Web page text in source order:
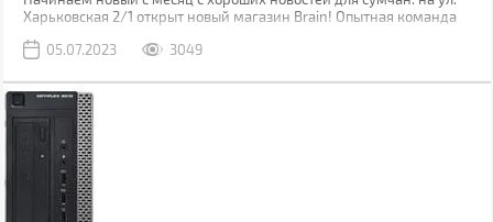
Харьковская 2/1 открыт новый магазин Brain! Опытная команда
05.07.2023
3049